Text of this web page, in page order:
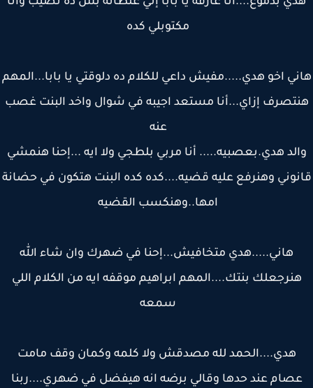
مكتوبلي كده
اخو هدي.....مفيش داعي للكلام ده دلوقتي يا بابا...المهم
إزاي...أنا مستعد اجيبه في شوال واخد البنت غصب
عنه
هدي.بعصبيه..... أنا مربي بلطجي ولا ايه ...إحنا هنمشي
وهنرفع عليه قضيه....كده كده البنت هتكون في حضانة
امها..وهنكسب القضيه
هاني.....هدي متخافيش...إحنا في ضهرك وان شاء الله
بنتك....المهم ابراهيم موقفه ايه من الكلام اللي
سمعه
هدي....الحمد لله مصدقش ولا كلمه وكمان وقف مامت
عند حدها وقالي برضه انه هيفضل في ضهري....ربنا